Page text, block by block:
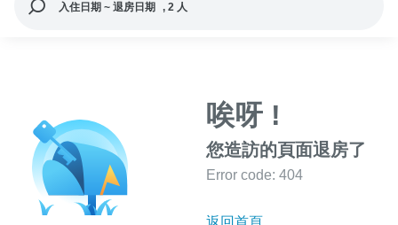
入住日期 ~ 退房日期 , 2 人
唉呀 !
您造訪的頁面退房了
Error code: 404
返回首頁